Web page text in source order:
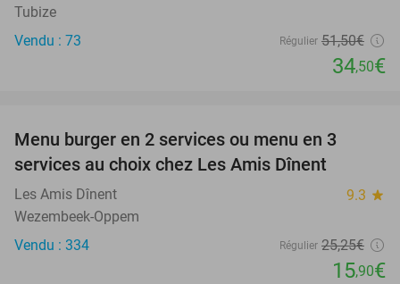
Tubize
Vendu : 73
Régulier 51,50€
34,50€
Menu burger en 2 services ou menu en 3
services au choix chez Les Amis Dînent
Les Amis Dînent 9.3 star
Wezembeek-Oppem
Vendu : 334
Régulier 25,25€
15,90€